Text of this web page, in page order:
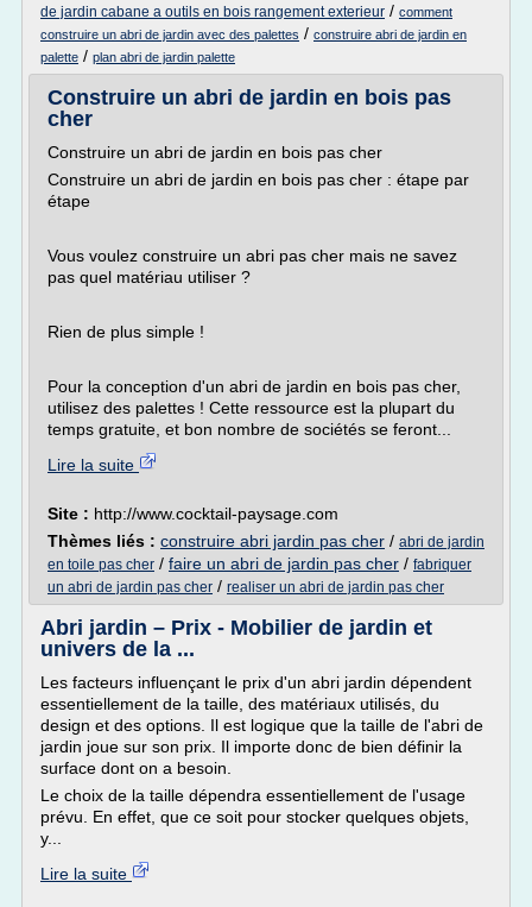
de jardin cabane a outils en bois rangement exterieur / comment
construire un abri de jardin avec des palettes / construire abri de jardin en
palette / plan abri de jardin palette
Construire un abri de jardin en bois pas
cher
Construire un abri de jardin en bois pas cher
Construire un abri de jardin en bois pas cher : étape par
étape
Vous voulez construire un abri pas cher mais ne savez
pas quel matériau utiliser ?
Rien de plus simple !
Pour la conception d'un abri de jardin en bois pas cher,
utilisez des palettes ! Cette ressource est la plupart du
temps gratuite, et bon nombre de sociétés se feront...
Lire la suite
Site : http://www.cocktail-paysage.com
Thèmes liés : construire abri jardin pas cher / abri de jardin
en toile pas cher / faire un abri de jardin pas cher / fabriquer
un abri de jardin pas cher / realiser un abri de jardin pas cher
Abri jardin – Prix - Mobilier de jardin et
univers de la ...
Les facteurs influençant le prix d'un abri jardin dépendent
essentiellement de la taille, des matériaux utilisés, du
design et des options. Il est logique que la taille de l'abri de
jardin joue sur son prix. Il importe donc de bien définir la
surface dont on a besoin.
Le choix de la taille dépendra essentiellement de l'usage
prévu. En effet, que ce soit pour stocker quelques objets,
y...
Lire la suite